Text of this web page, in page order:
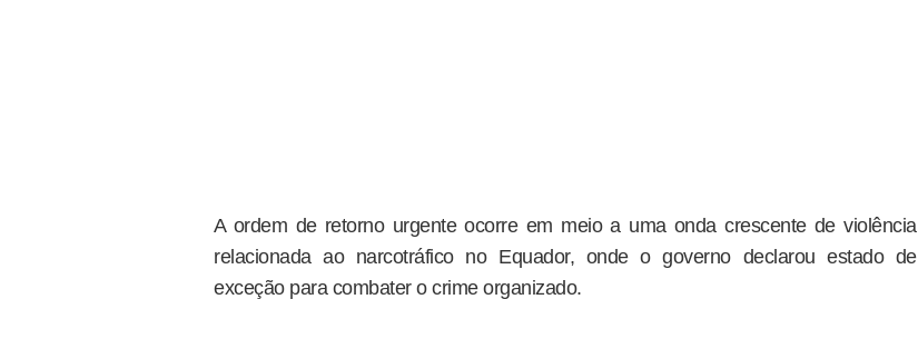
A ordem de retorno urgente ocorre em meio a uma onda crescente de violência
relacionada ao narcotráfico no Equador, onde o governo declarou estado de
exceção para combater o crime organizado.